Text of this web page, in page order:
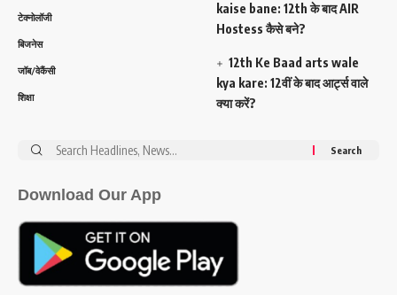
टेक्नोलॉजी
बिजनेस
जॉब/वेकैंसी
शिक्षा
kaise bane: 12th के बाद AIR
Hostess कैसे बने?
12th Ke Baad arts wale
kya kare: 12वीं के बाद आर्ट्स वाले
क्या करें?
Search
Download Our App